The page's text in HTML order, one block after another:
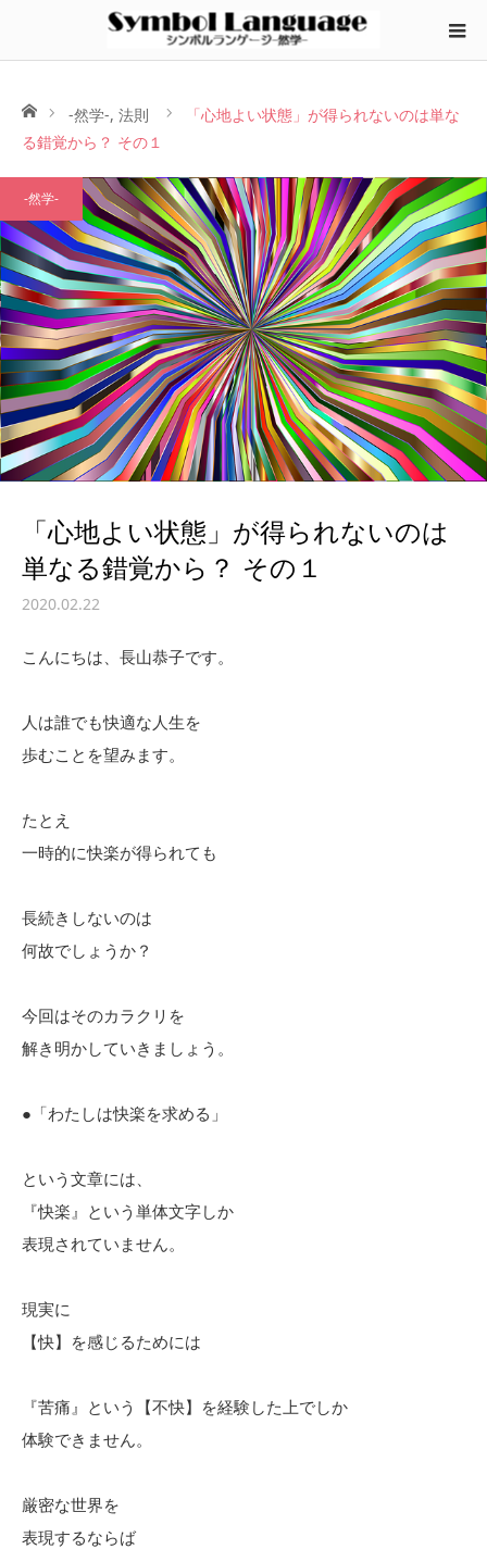
ホーム-然学-, 法則
「心地よい状態」が得られないのは単な
る錯覚から？ その１
-然学-
「心地よい状態」が得られないのは
単なる錯覚から？ その１
2020.02.22
こんにちは、長山恭子です。
人は誰でも快適な人生を
歩むことを望みます。
たとえ
一時的に快楽が得られても
長続きしないのは
何故でしょうか？
今回はそのカラクリを
解き明かしていきましょう。
●「わたしは快楽を求める」
という文章には、
『快楽』という単体文字しか
表現されていません。
現実に
【快】を感じるためには
『苦痛』という【不快】を経験した上でしか
体験できません。
厳密な世界を
表現するならば